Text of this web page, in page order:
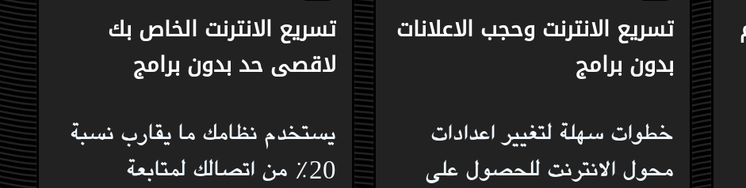
تسريع الانترنت وحجب الاعلانات
بدون برامج
خطوات سهلة لتغيير اعدادات
محول الانترنت للحصول على
تسريع الانترنت الخاص بك
لاقصى حد بدون برامج
يستخدم نظامك ما يقارب نسبة
20٪ من اتصالك لمتابعة